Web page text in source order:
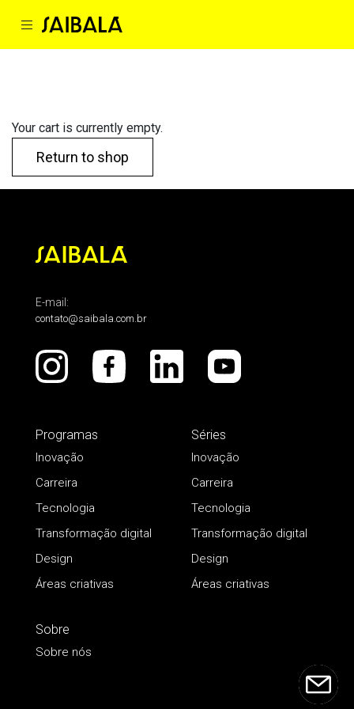
Your cart is currently empty.
Return to shop
E-mail:
contato@saibala.com.br
Programas
Inovação
Carreira
Tecnologia
Transformação digital
Design
Áreas criativas
Séries
Inovação
Carreira
Tecnologia
Transformação digital
Design
Áreas criativas
Sobre
Sobre nós